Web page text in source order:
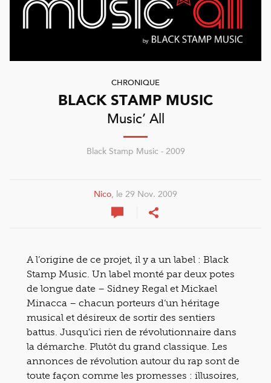
CHRONIQUE
BLACK STAMP MUSIC
Music’ All
Black Stamp Music - 2009
Nico, le 29 Nov. 2009
A l’origine de ce projet, il y a un label : Black
Stamp Music. Un label monté par deux potes
de longue date – Sidney Regal et Mickael
Minacca – chacun porteurs d’un héritage
musical et désireux de sortir des sentiers
battus. Jusqu’ici rien de révolutionnaire dans
la démarche. Plutôt du grand classique. Les
annonces de révolution autour du rap sont de
toute façon comme les promesses : illusoires,